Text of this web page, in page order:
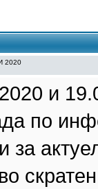
2020
и
по
за